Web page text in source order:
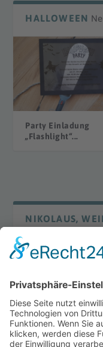
HALLOWEEN
Party Einladung
„Flashlight“...
NIKOLAUS,
DIY Laterne